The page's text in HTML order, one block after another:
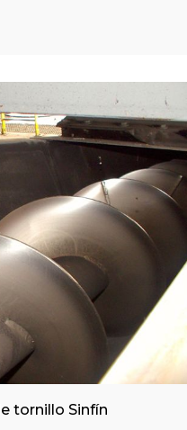
tornillo Sinfín